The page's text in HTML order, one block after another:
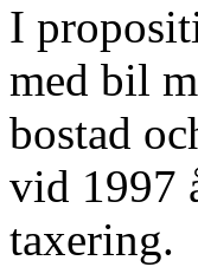
I
med bil
bostad
vid 1997
taxering.